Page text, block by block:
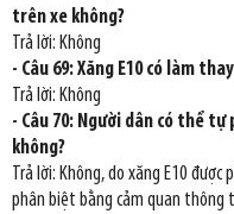
trên xe không?
Trả lời: Không
- Câu 69: Xăng E10 có làm
Trả lời: Không
- Câu 70: Người dân có thể
không?
Trả lời: Không, do xăng E10
phân biệt bằng cảm quan thông